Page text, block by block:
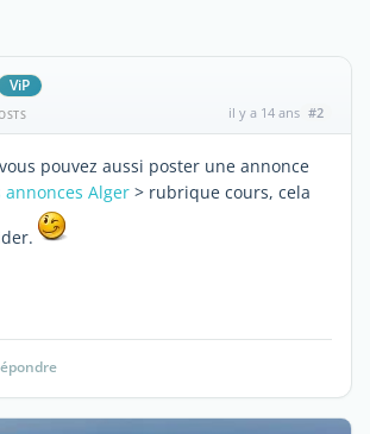
ViP
il y a 14 ans #2
pouvez aussi poster une annonce
annonces Alger > rubrique cours, cela